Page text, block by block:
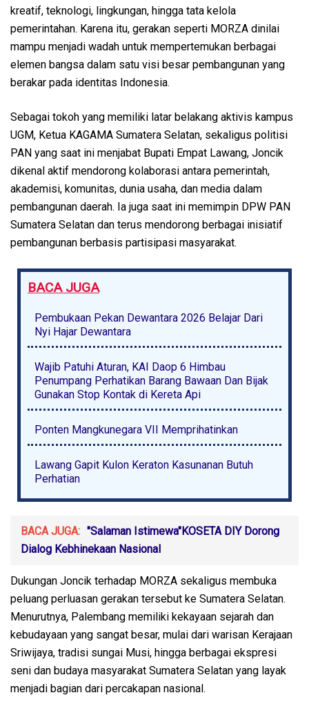
kreatif, teknologi, lingkungan, hingga tata kelola
pemerintahan. Karena itu, gerakan seperti MORZA dinilai
mampu menjadi wadah untuk mempertemukan berbagai
elemen bangsa dalam satu visi besar pembangunan yang
berakar pada identitas Indonesia.
Sebagai tokoh yang memiliki latar belakang aktivis kampus
UGM, Ketua KAGAMA Sumatera Selatan, sekaligus politisi
PAN yang saat ini menjabat Bupati Empat Lawang, Joncik
dikenal aktif mendorong kolaborasi antara pemerintah,
akademisi, komunitas, dunia usaha, dan media dalam
pembangunan daerah. Ia juga saat ini memimpin DPW PAN
Sumatera Selatan dan terus mendorong berbagai inisiatif
pembangunan berbasis partisipasi masyarakat.
BACA JUGA
Pembukaan Pekan Dewantara 2026 Belajar Dari
Nyi Hajar Dewantara
Wajib Patuhi Aturan, KAI Daop 6 Himbau
Penumpang Perhatikan Barang Bawaan Dan Bijak
Gunakan Stop Kontak di Kereta Api
Ponten Mangkunegara VII Memprihatinkan
Lawang Gapit Kulon Keraton Kasunanan Butuh
Perhatian
BACA JUGA: "Salaman Istimewa"KOSETA DIY Dorong
Dialog Kebhinekaan Nasional
Dukungan Joncik terhadap MORZA sekaligus membuka
peluang perluasan gerakan tersebut ke Sumatera Selatan.
Menurutnya, Palembang memiliki kekayaan sejarah dan
kebudayaan yang sangat besar, mulai dari warisan Kerajaan
Sriwijaya, tradisi sungai Musi, hingga berbagai ekspresi
seni dan budaya masyarakat Sumatera Selatan yang layak
menjadi bagian dari percakapan nasional.